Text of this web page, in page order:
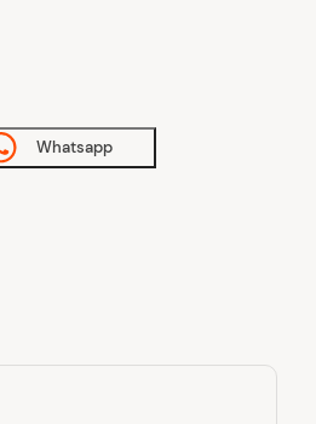
Whatsapp